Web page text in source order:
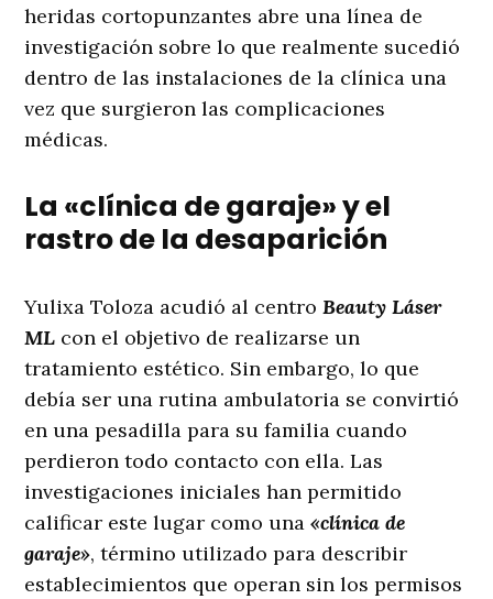
heridas cortopunzantes abre una línea de
investigación sobre lo que realmente sucedió
dentro de las instalaciones de la clínica una
vez que surgieron las complicaciones
médicas.
La «clínica de garaje» y el
rastro de la desaparición
Yulixa Toloza acudió al centroBeauty Láser
ML con el objetivo de realizarse un
tratamiento estético. Sin embargo, lo que
debía ser una rutina ambulatoria se convirtió
en una pesadilla para su familia cuando
perdieron todo contacto con ella. Las
investigaciones iniciales han permitido
calificar este lugar como una«clínica de
garaje», término utilizado para describir
establecimientos que operan sin los permisos